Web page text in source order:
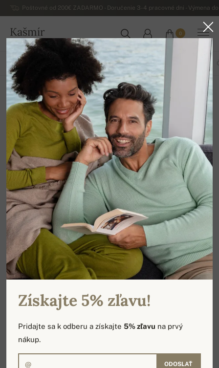
Poštovné od 200€ ZADARMO - Doručenie 3-4 pracovné dni - Výmena
Kašmír
SLOVENSKO
0
Voucher
12 Zoradiť Filter
VŠETKO PAŠMÍNY RUKAVICE
Získajte 5% zľavu!
Pridajte sa k odberu a získajte5% zľavu na prvý
nákup.
ODOSLAŤ